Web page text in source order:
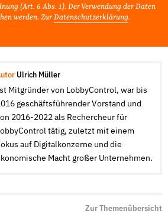
(Art. 6 Abs. 1). Der Verwendung der Daten
werden. Zur Datenschutzerklärung.
Ulrich Müller
Mitgründer von LobbyControl, war bis
geschäftsführender Vorstand und
2016-2022 als Rechercheur für
tätig, zuletzt mit einem
auf Digitalkonzerne und die
Macht großer Unternehmen.
Zur Themenübersicht